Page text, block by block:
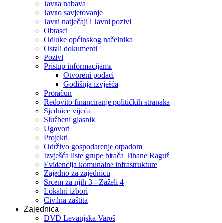
Javna nabava
Javno savjetovanje
Javni natječaji i Javni pozivi
Obrasci
Odluke općinskog načelnika
Ostali dokumenti
Pozivi
Pristup informacijama
Otvoreni podaci
Godišnja izvješća
Proračun
Redovito financiranje političkih stranaka
Sjednice vijeća
Službeni glasnik
Ugovori
Projekti
Održivo gospodarenje otpadom
Izvješća liste grupe birača Tihane Raguž
Evidencija komunalne infrastrukture
Zajedno za zajednicu
Srcem za njih 3 - Zaželi 4
Lokalni izbori
Civilna zaštita
Zajednica
DVD Levanjska Varoš